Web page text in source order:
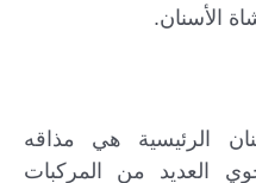
الأسنان.
الرئيسية هي مذاقه
العديد من المركبات